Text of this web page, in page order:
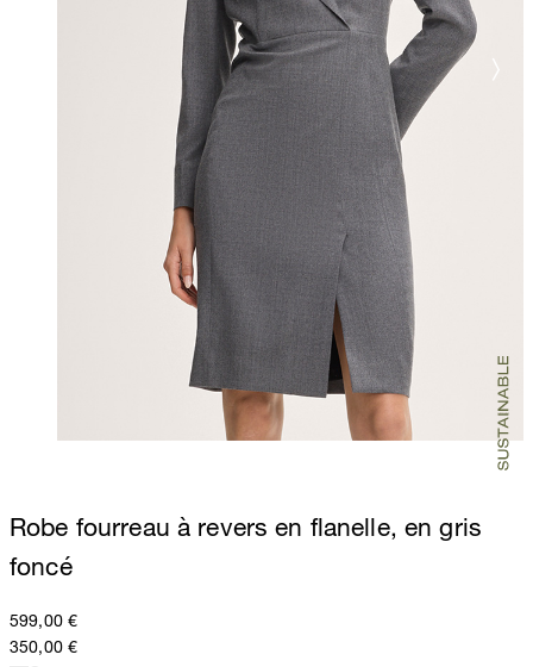
Robe fourreau à revers en flanelle, en gris
foncé
599,00 €
350,00 €